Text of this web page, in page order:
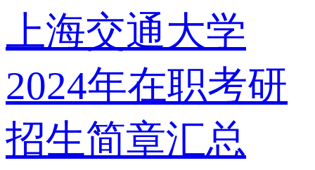
上海交通大学
2024年在职考研
招生简章汇总